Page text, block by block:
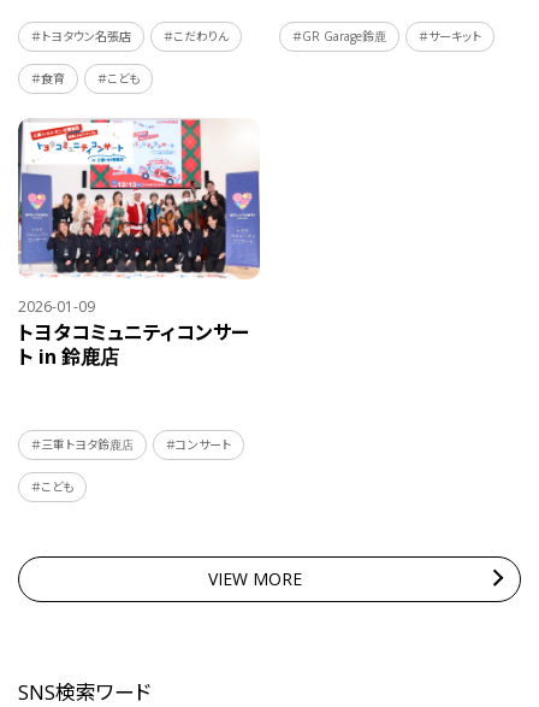
＃トヨタウン名張店 ＃こだわりん
＃食育 ＃こども
＃GR Garage鈴鹿 ＃サーキット
2026-01-09
トヨタコミュニティコンサー
ト in 鈴鹿店
＃三重トヨタ鈴鹿店 ＃コンサート
＃こども
VIEW MORE
SNS検索ワード